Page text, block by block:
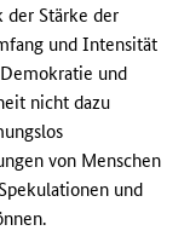
der Stärke der
und Intensität
und
nicht dazu
von Menschen
und